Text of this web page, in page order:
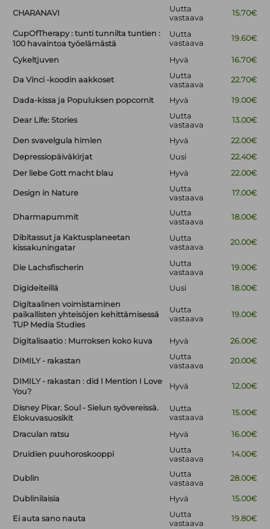
CHARANAVI
Uutta
vastaava
15.70€
CupOfTherapy : tunti tunnilta tuntien :
100 havaintoa työelämästä
Uutta
vastaava
19.60€
Cykeltjuven Hyvä 16.70€
Da Vinci -koodin aakkoset
Uutta
vastaava
22.70€
Dada-kissa ja Populuksen popcornit Hyvä 19.00€
Dear Life: Stories
Uutta
vastaava
13.00€
Den svavelgula himlen Hyvä
22.00€
Depressiopäiväkirjat
Uusi
22.40€
Der liebe Gott macht blau
Hyvä 22.00€
Design in Nature
Uutta
vastaava
17.00€
Dharmapummit
Uutta
vastaava
18.00€
Dibitassut ja Kaktusplaneetan
kissakuningatar
Uutta
vastaava
20.00€
Die Lachsfischerin
Uutta
vastaava
19.00€
Digideiteillä Uusi
18.00€
Digitaalinen voimistaminen
paikallisten yhteisöjen kehittämisessä
TUP Media Studies
Uutta
vastaava
19.00€
Digitalisaatio : Murroksen koko kuva Hyvä 26.00€
DIMILY - rakastan
Uutta
vastaava
20.00€
DIMILY - rakastan : did I Mention I Love
You?
Hyvä 12.00€
Disney Pixar. Soul - Sielun syövereissä.
Elokuvasuosikit
Uutta
vastaava
15.00€
Draculan ratsu Hyvä 16.00€
Druidien puuhoroskooppi
Uutta
vastaava
14.00€
Dublin
Uutta
vastaava
28.00€
Dublinilaisia Hyvä 15.00€
Ei auta sano nauta
Uutta
vastaava
19.80€